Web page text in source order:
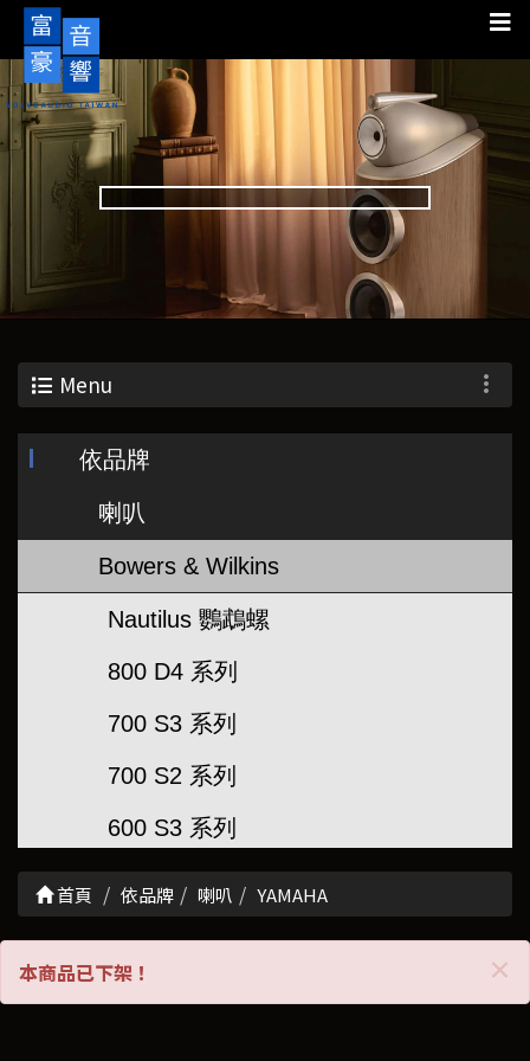
Menu
依品牌
喇叭
Bowers & Wilkins
Nautilus 鸚鵡螺
800 D4 系列
700 S3 系列
700 S2 系列
600 S3 系列
600 S2 系列
聲霸/串流喇叭
首頁 依品牌 喇叭 YAMAHA
×
本商品已下架！